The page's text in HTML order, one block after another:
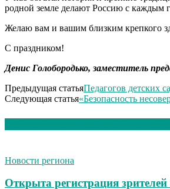
родной земле делают Россию с каждым
Желаю вам и вашим близким крепкого
С праздником!
Денис Голобородько, заместитель
Предыдущая статьяПедагогов детских
Следующая статья«Безопасность
Новости региона
Открыта регистрация